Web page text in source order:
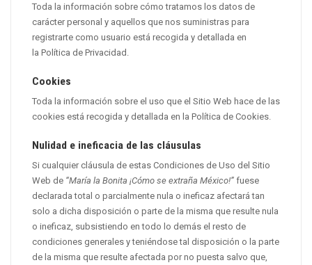
Toda la información sobre cómo tratamos los datos de
carácter personal y aquellos que nos suministras para
registrarte como usuario está recogida y detallada en
la Política de Privacidad
Cookies
Toda la información sobre el uso que el Sitio Web hace de las
cookies está recogida y detallada en la Política de Cookies
Nulidad e ineficacia de las cláusulas
Si cualquier cláusula de estas Condiciones de Uso del Sitio
Web de “María la Bonita ¡Cómo se extraña México!” fuese
declarada total o parcialmente nula o ineficaz afectará tan
solo a dicha disposición o parte de la misma que resulte nula
o ineficaz, subsistiendo en todo lo demás el resto de
condiciones generales y teniéndose tal disposición o la parte
de la misma que resulte afectada por no puesta salvo que,